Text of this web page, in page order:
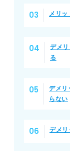
メリ
デメ
る
デメリ
らない
デメリ